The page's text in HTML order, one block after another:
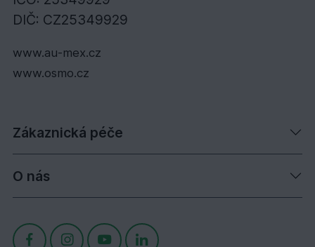
DIČ: CZ25349929
www.au-mex.cz
www.osmo.cz
Zákaznická péče
O nás